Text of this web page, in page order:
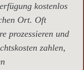
kostenlos
Ort. Oft
prozessieren und
zahlen,